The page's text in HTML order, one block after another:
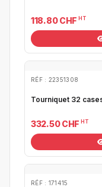
118.80 CHF HT
RÉF : 22351308
Tourniquet 32
332.50 CHF HT
RÉF : 171415